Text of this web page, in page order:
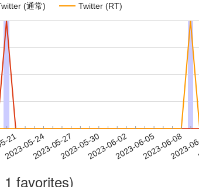
(通常) Twitter (RT)
21
2023-05-242023-05-272023-05-302023-06-022023-06-052023-06-08
2023-
favorites)